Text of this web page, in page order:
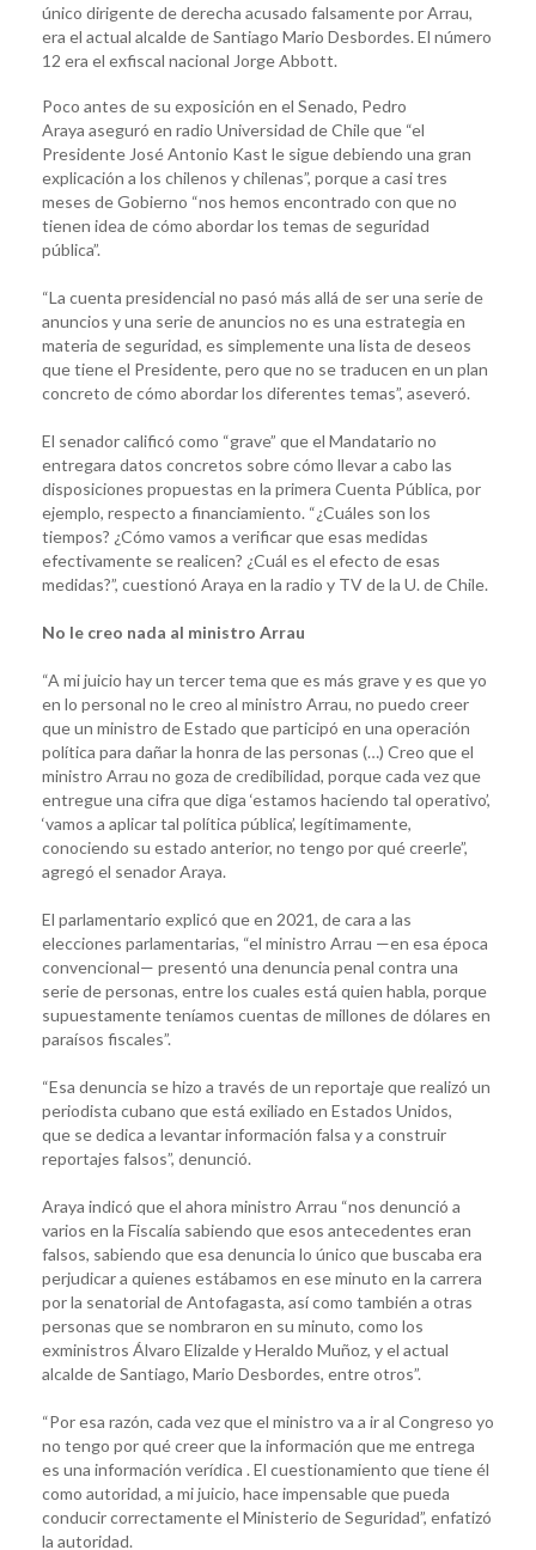
único dirigente de derecha acusado falsamente por Arrau,
era el actual alcalde de Santiago Mario Desbordes. El número
12 era el exfiscal nacional Jorge Abbott.
Poco antes de su exposición en el Senado, Pedro
Araya aseguró en radio Universidad de Chile que “el
Presidente José Antonio Kast le sigue debiendo una gran
explicación a los chilenos y chilenas”, porque a casi tres
meses de Gobierno “nos hemos encontrado con que no
tienen idea de cómo abordar los temas de seguridad
pública”.
“La cuenta presidencial no pasó más allá de ser una serie de
anuncios y una serie de anuncios no es una estrategia en
materia de seguridad, es simplemente una lista de deseos
que tiene el Presidente, pero que no se traducen en un plan
concreto de cómo abordar los diferentes temas”, aseveró.
El senador calificó como “grave” que el Mandatario no
entregara datos concretos sobre cómo llevar a cabo las
disposiciones propuestas en la primera Cuenta Pública, por
ejemplo, respecto a financiamiento. “¿Cuáles son los
tiempos? ¿Cómo vamos a verificar que esas medidas
efectivamente se realicen? ¿Cuál es el efecto de esas
medidas?”, cuestionó Araya en la radio y TV de la U. de Chile.
No le creo nada al ministro Arrau
“A mi juicio hay un tercer tema que es más grave y es que yo
en lo personal no le creo al ministro Arrau, no puedo creer
que un ministro de Estado que participó en una operación
política para dañar la honra de las personas (…) Creo que el
ministro Arrau no goza de credibilidad, porque cada vez que
entregue una cifra que diga ‘estamos haciendo tal operativo’,
‘vamos a aplicar tal política pública’, legítimamente,
conociendo su estado anterior, no tengo por qué creerle”,
agregó el senador Araya.
El parlamentario explicó que en 2021, de cara a las
elecciones parlamentarias, “el ministro Arrau —en esa época
convencional— presentó una denuncia penal contra una
serie de personas, entre los cuales está quien habla, porque
supuestamente teníamos cuentas de millones de dólares en
paraísos fiscales”.
“Esa denuncia se hizo a través de un reportaje que realizó un
periodista cubano que está exiliado en Estados Unidos,
que se dedica a levantar información falsa y a construir
reportajes falsos”, denunció.
Araya indicó que el ahora ministro Arrau “nos denunció a
varios en la Fiscalía sabiendo que esos antecedentes eran
falsos, sabiendo que esa denuncia lo único que buscaba era
perjudicar a quienes estábamos en ese minuto en la carrera
por la senatorial de Antofagasta, así como también a otras
personas que se nombraron en su minuto, como los
exministros Álvaro Elizalde y Heraldo Muñoz, y el actual
alcalde de Santiago, Mario Desbordes, entre otros”.
“Por esa razón, cada vez que el ministro va a ir al Congreso yo
no tengo por qué creer que la información que me entrega
es una información verídica . El cuestionamiento que tiene él
como autoridad, a mi juicio, hace impensable que pueda
conducir correctamente el Ministerio de Seguridad”, enfatizó
la autoridad.